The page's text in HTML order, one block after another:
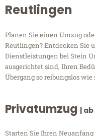
Reutlingen
Planen Sie einen Umzug
Reutlingen? Entdecken Sie
Dienstleistungen bei Stein
ausgerichtet sind, Ihren
Übergang so reibungslos
Privatumzug |
Starten Sie Ihren